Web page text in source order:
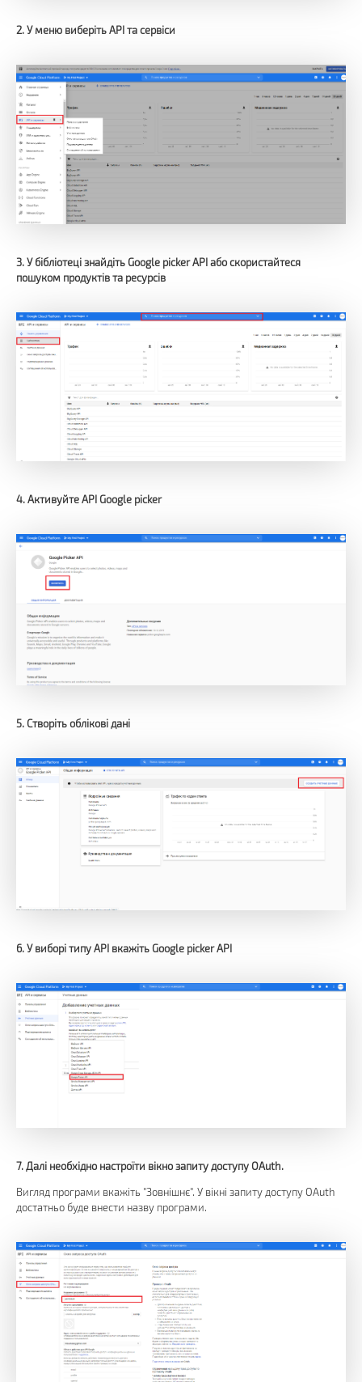
2. У меню виберіть API та сервіси
3. У бібліотеці знайдіть Google picker API або скористайтеся
пошуком продуктів та ресурсів
4. Активуйте API Google picker
5. Створіть облікові дані
6. У виборі типу API вкажіть Google picker API
7. Далі необхідно настроїти вікно запиту доступу OAuth.
Вигляд програми вкажіть "Зовнішнє". У вікні запиту доступу OAuth
достатньо буде внести назву програми.